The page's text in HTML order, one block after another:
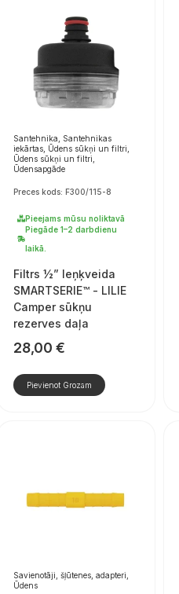
Santehnika, Santehnikas
iekārtas, Ūdens sūkņi un filtri,
Ūdens sūkņi un filtri,
Ūdensapgāde
Preces kods: F300/115-8
Pieejams mūsu noliktavā
Piegāde 1–2 darbdienu
laikā.
Filtrs ½” leņķveida
SMARTSERIE™ - LILIE
Camper sūkņu
rezerves daļa
28,00 €
Pievienot Grozam
Savienotāji, šļūtenes, adapteri,
Ūdens